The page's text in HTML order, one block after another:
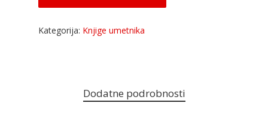
Kategorija: Knjige umetnika
Dodatne podrobnosti